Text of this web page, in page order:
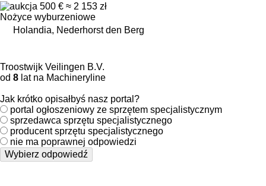
500 € ≈ 2 153 zł
Nożyce wyburzeniowe
Holandia, Nederhorst den Berg
Troostwijk Veilingen B.V.
od 8 lat na Machineryline
Jak krótko opisałbyś nasz portal?
portal ogłoszeniowy ze sprzętem specjalistycznym
sprzedawca sprzętu specjalistycznego
producent sprzętu specjalistycznego
nie ma poprawnej odpowiedzi
Wybierz odpowiedź